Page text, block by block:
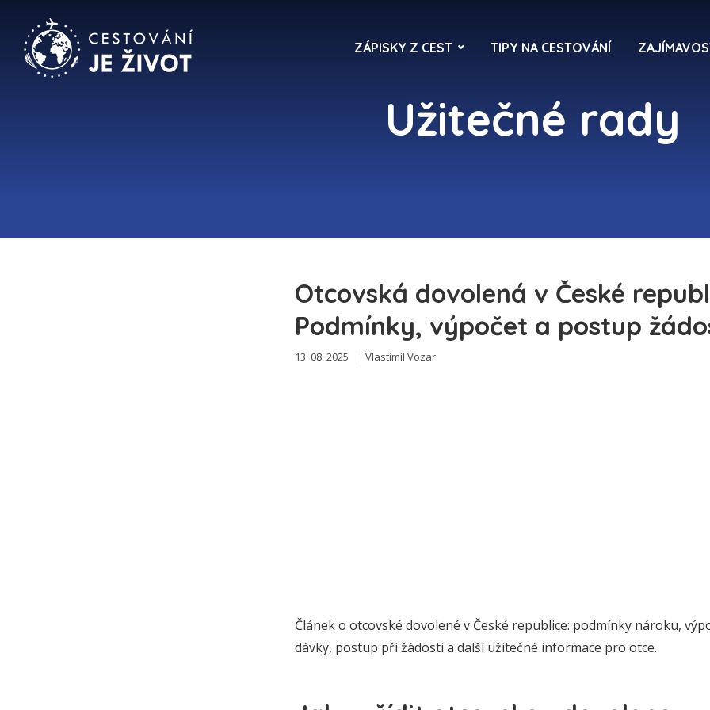
ZÁPISKY Z CEST TIPY NA CESTOVÁNÍ
Užitečné rady
Otcovská dovolená v České
Podmínky, výpočet a postup
13. 08. 2025 Vlastimil Vozar
Článek o otcovské dovolené v České republice: podmínky nároku,
dávky, postup při žádosti a další užitečné informace pro otce.